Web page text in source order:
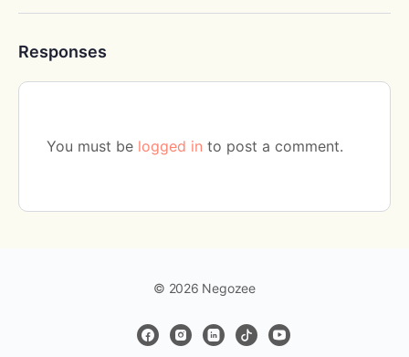
Responses
You must be logged in to post a comment.
© 2026 Negozee